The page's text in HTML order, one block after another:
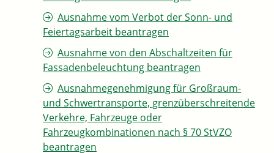
Ausnahme vom Verbot der Sonn- und
Feiertagsarbeit beantragen
Ausnahme von den Abschaltzeiten für
Fassadenbeleuchtung beantragen
Ausnahmegenehmigung für Großraum-
und Schwertransporte, grenzüberschreitende
Verkehre, Fahrzeuge oder
Fahrzeugkombinationen nach § 70 StVZO
beantragen